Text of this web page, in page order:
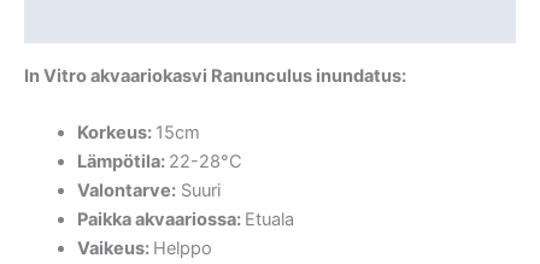
In Vitro akvaariokasvi Ranunculus inundatus:
Korkeus: 15cm
Lämpötila: 22-28°C
Valontarve:Suuri
Paikka akvaariossa: Etuala
Vaikeus: Helppo